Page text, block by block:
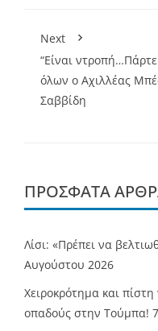
Next
“Είναι
όλων ο Αχιλλέας
Σαββίδη
ΠΡΌΣΦΑΤΑ
Λίσι: «Πρέπει να
Αυγούστου 2026
Χειροκρότημα και
οπαδούς στην Τούμπα!